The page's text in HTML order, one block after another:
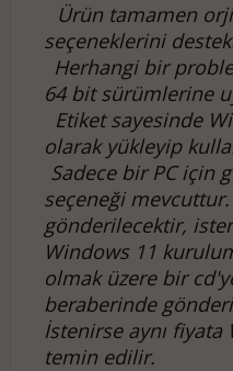
Ürün tamamen
seçeneklerini
Herhangi bir
64 bit sürümlerine
Etiket sayesinde
olarak yükleyip
Sadece bir PC için
seçeneği
gönderilecektir,
Windows 11
olmak üzere bir
beraberinde
İstenirse aynı
temin edilir.